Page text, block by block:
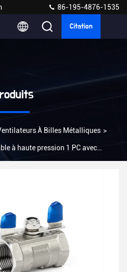
86-195-4876-1535
Citation
À Billes Métalliques >
à haute pression 1 PC avec